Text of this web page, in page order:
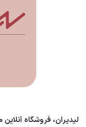
لیدیران، فروشگاه